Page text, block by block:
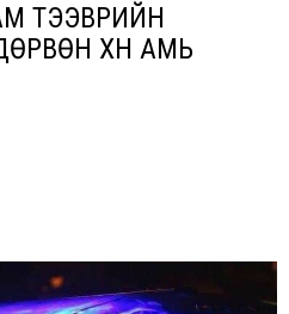
ТЭЭВРИЙН
ХҮН АМЬ